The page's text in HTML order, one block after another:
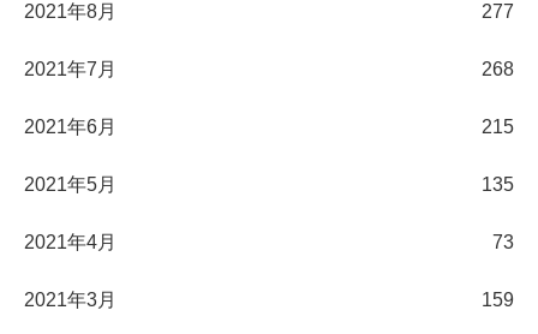
2021年8月 277
2021年7月 268
2021年6月 215
2021年5月 135
2021年4月 73
2021年3月 159